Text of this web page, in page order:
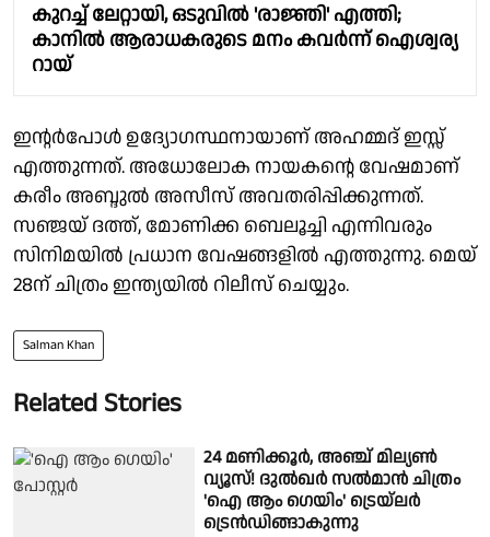
കുറച്ച് ലേറ്റായി, ഒടുവിൽ 'രാജ്ഞി' എത്തി;
കാനിൽ ആരാധകരുടെ മനം കവർന്ന് ഐശ്വര്യ
റായ്
ഇന്റർപോൾ ഉദ്യോഗസ്ഥനായാണ് അഹമ്മദ് ഇസ്സ്
എത്തുന്നത്. അധോലോക നായകന്റെ വേഷമാണ്
കരീം അബ്ദുൽ അസീസ് അവതരിപ്പിക്കുന്നത്.
സഞ്ജയ് ദത്ത്, മോണിക്ക ബെലൂച്ചി എന്നിവരും
സിനിമയിൽ പ്രധാന വേഷങ്ങളിൽ എത്തുന്നു. മെയ്
28ന് ചിത്രം ഇന്ത്യയിൽ റിലീസ് ചെയ്യും.
Salman Khan
Related Stories
24 മണിക്കൂർ, അഞ്ച് മില്യൺ
വ്യൂസ്! ദുൽഖർ സൽമാൻ ചിത്രം
'ഐ ആം ഗെയിം' ട്രെയ്‌ലർ
ട്രെൻഡിങ്ങാകുന്നു